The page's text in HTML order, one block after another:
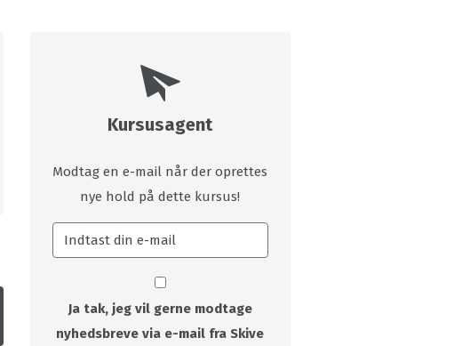
Kursusagent
Modtag en e-mail når der oprettes
nye hold på dette kursus!
Ja tak, jeg vil gerne modtage
nyhedsbreve via e-mail fra Skive